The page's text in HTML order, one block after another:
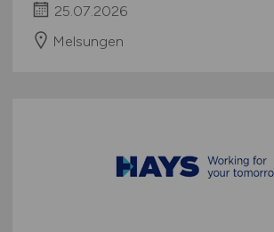
25.07.2026
Melsungen